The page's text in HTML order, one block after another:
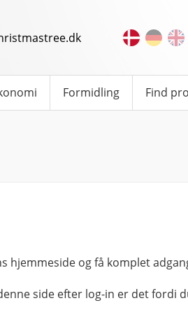
Formidling Find
hjemmeside og få komplet
side efter log-in er det fordi